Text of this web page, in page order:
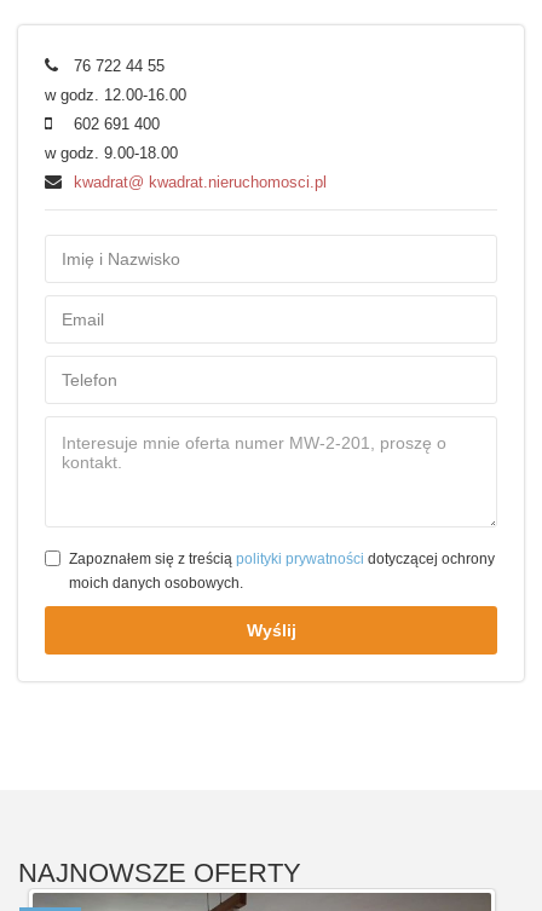
76 722 44 55
w godz. 12.00-16.00
602 691 400
w godz. 9.00-18.00
kwadrat@ kwadrat.nieruchomosci.pl
Zapoznałem się z treścią polityki prywatności dotyczącej ochrony
moich danych osobowych.
Wyślij
NAJNOWSZE OFERTY